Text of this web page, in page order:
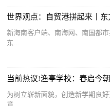
新海南客户端、南海网、南国都
东...
当前热议!渔亭学校：春启今
为树立崭新面貌，创造新学期良